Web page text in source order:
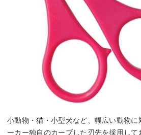
小動物・猫・小型犬など、幅広い動物に
ーカー独自のカーブした刃先を採用して